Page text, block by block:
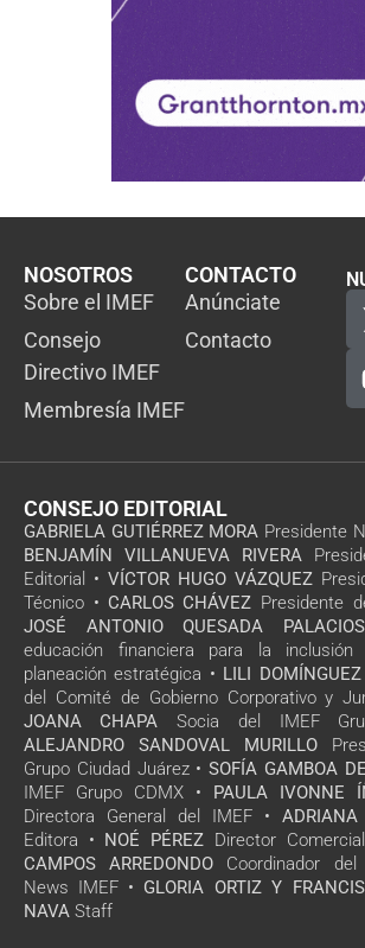
NOSOTROS
Sobre el IMEF
Consejo
Directivo IMEF
Membresía IMEF
CONTACTO
Anúnciate
Contacto
CONSEJO EDITORIAL
GABRIELA GUTIÉRREZ MORA Presidente
BENJAMÍN VILLANUEVA RIVERA
Editorial • VÍCTOR HUGO VÁZQUEZ
Técnico • CARLOS CHÁVEZ Presidente
JOSÉ ANTONIO QUESADA PALACIOS
educación financiera para la
planeación estratégica • LILI DOMÍNGUEZ
del Comité de Gobierno Corporativo y
JOANA CHAPA Socia del IMEF
ALEJANDRO SANDOVAL MURILLO
Grupo Ciudad Juárez • SOFÍA GAMBOA
IMEF Grupo CDMX • PAULA IVONNE
Directora General del IMEF •
Editora • NOÉ PÉREZ Director
CAMPOS ARREDONDO Coordinador del
News IMEF • GLORIA ORTIZ Y
NAVA Staff